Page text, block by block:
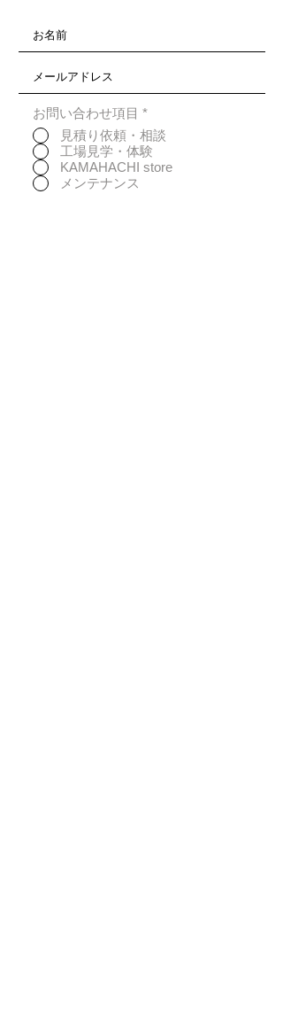
お問い合わせ項目 *
見積り依頼・相談
工場見学・体験
KAMAHACHI store
メンテナンス